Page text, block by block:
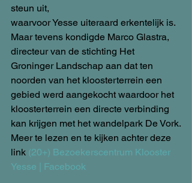
steun uit,
waarvoor Yesse uiteraard erkentelijk is.
Maar tevens kondigde Marco Glastra,
directeur van de stichting Het
Groninger Landschap aan dat ten
noorden van het kloosterterrein een
gebied werd aangekocht waardoor het
kloosterterrein een directe verbinding
kan krijgen met het wandelpark De Vork.
Meer te lezen en te kijken achter deze
link (20+) Bezoekerscentrum Klooster
Yesse | Facebook